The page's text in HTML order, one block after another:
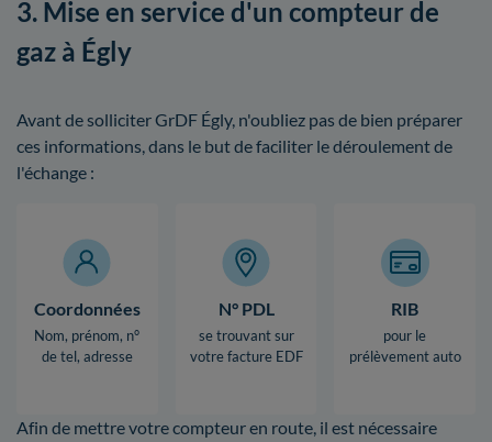
3. Mise en service d'un compteur de
gaz à Égly
Avant de solliciter GrDF Égly, n'oubliez pas de bien préparer
ces informations, dans le but de faciliter le déroulement de
l'échange :
Coordonnées
Nom, prénom, n°
de tel, adresse
N° PDL
se trouvant sur
votre facture EDF
RIB
pour le
prélèvement auto
Afin de mettre votre compteur en route, il est nécessaire